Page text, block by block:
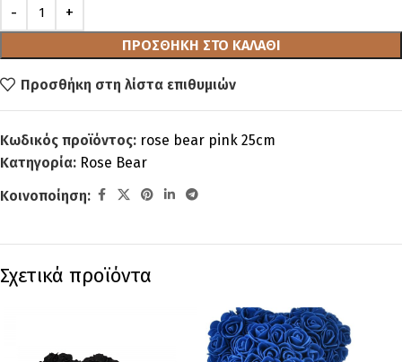
ΠΡΟΣΘΉΚΗ ΣΤΟ ΚΑΛΆΘΙ
Προσθήκη στη λίστα επιθυμιών
Κωδικός προϊόντος: rose bear pink 25cm
Κατηγορία: Rose Bear
Κοινοποίηση:
Σχετικά προϊόντα